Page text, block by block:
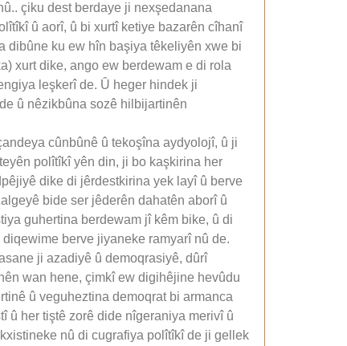
çiku dest berdaye ji nexşedanana
û aorî, û bi xurtî ketiye bazarên cîhanî
dibûne ku ew hîn başiya têkeliyên xwe bi
xurt dike, ango ew berdewam e di rola
leşkerî de. Û heger hindek ji
û nêzikbûna sozê hilbijartinên
cûnbûnê û tekoşîna aydyolojî, û ji
polîtîkî yên din, ji bo kaşkirina her
dike di jêrdestkirina yek layî û berve
bide ser jêderên dahatên aborî û
guhertina berdewam jî kêm bike, û di
berve jiyaneke ramyarî nû de.
ji azadiyê û demoqrasiyê, dûrî
wan hene, çimkî ew digihêjine hevûdu
û veguheztina demoqrat bi armanca
û her tiştê zorê dide nîgeraniya merivî û
nû di cugrafiya polîtîkî de ji gellek